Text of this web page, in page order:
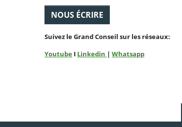
NOUS ÉCRIRE
Suivez le Grand Conseil sur les réseaux:
Youtube I Linkedin | Whatsapp